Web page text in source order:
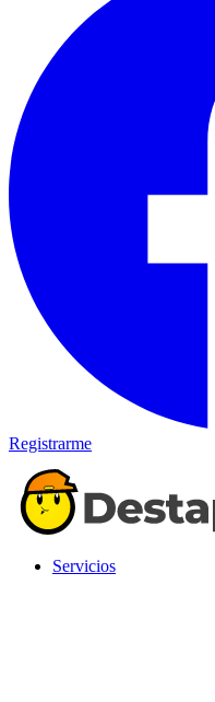
Registrarme
Servicios